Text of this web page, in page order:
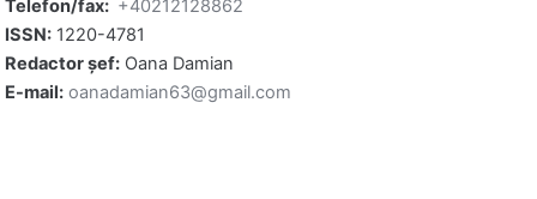
Telefon/fax: +40212128862
ISSN: 1220-4781
Redactor șef: Oana Damian
E-mail: oanadamian63@gmail.com